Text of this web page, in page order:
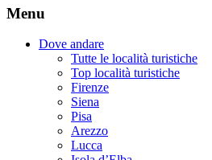
Menu
Dove andare
Tutte le località turistiche
Top località turistiche
Firenze
Siena
Pisa
Arezzo
Lucca